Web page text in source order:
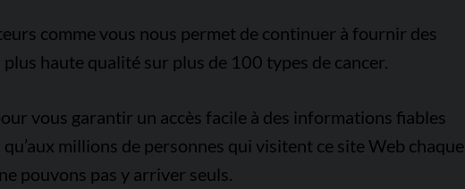
comme vous nous permet de continuer à fournir des
haute qualité sur plus de 100 types de cancer.
vous garantir un accès facile à des informations fiables
qu’aux millions de personnes qui visitent ce site Web chaque
pouvons pas y arriver seuls.